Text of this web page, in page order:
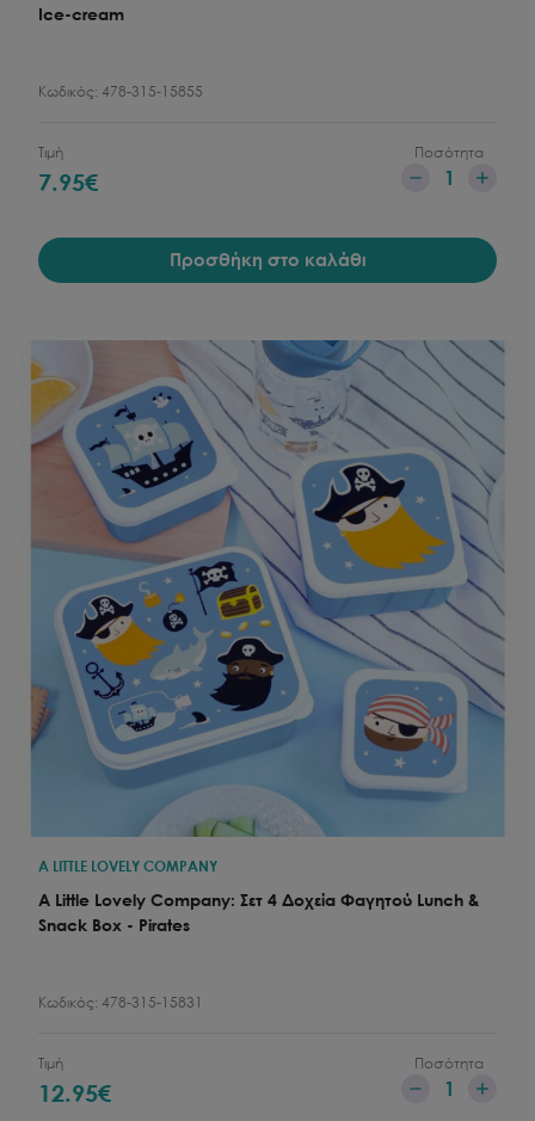
Ice-cream
Κωδικός: 478-315-15855
Τιμή
7.95€
Ποσότητα
1
Προσθήκη στο καλάθι
A LITTLE LOVELY COMPANY
A Little Lovely Company: Σετ 4 Δοχεία Φαγητού Lunch &
Snack Box - Pirates
Κωδικός: 478-315-15831
Τιμή
12.95€
Ποσότητα
1